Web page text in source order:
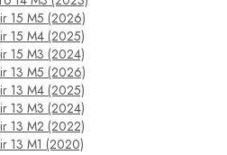
15 M5 (2026)
15 M4 (2025)
15 M3 (2024)
13 M5 (2026)
13 M4 (2025)
13 M3 (2024)
13 M2 (2022)
13 M1 (2020)